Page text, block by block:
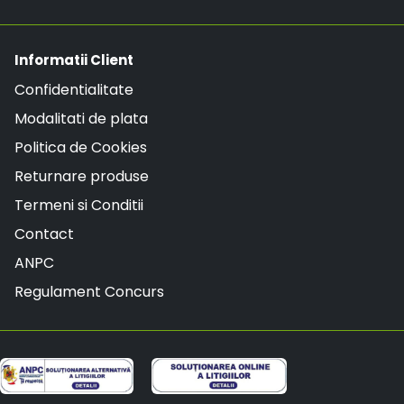
Informatii Client
Confidentialitate
Modalitati de plata
Politica de Cookies
Returnare produse
Termeni si Conditii
Contact
ANPC
Regulament Concurs